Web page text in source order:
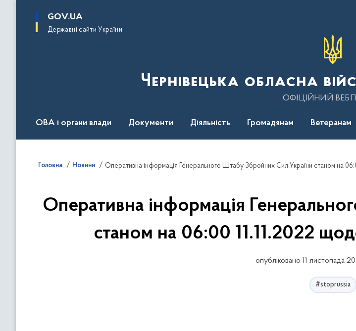
основного
GOV.UA
Державні сайти України
Чернівецька обласна
ОФІЦІЙНИЙ
ОВА і органи влади Документи Діяльність Громадянам Ветеранам
Головна Новини
Оперативна інформація
станом на 06:00 11.11.2022
опубліковано 11 листопада
#stoprussia